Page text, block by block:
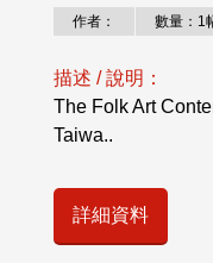
作者： 數量：1
描述 / 說明：
The Folk Art
Taiwa..
詳細資料